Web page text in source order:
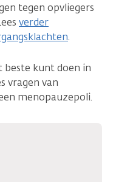
tegen opvliegers
verder
.
beste kunt doen in
vragen van
menopauzepoli.